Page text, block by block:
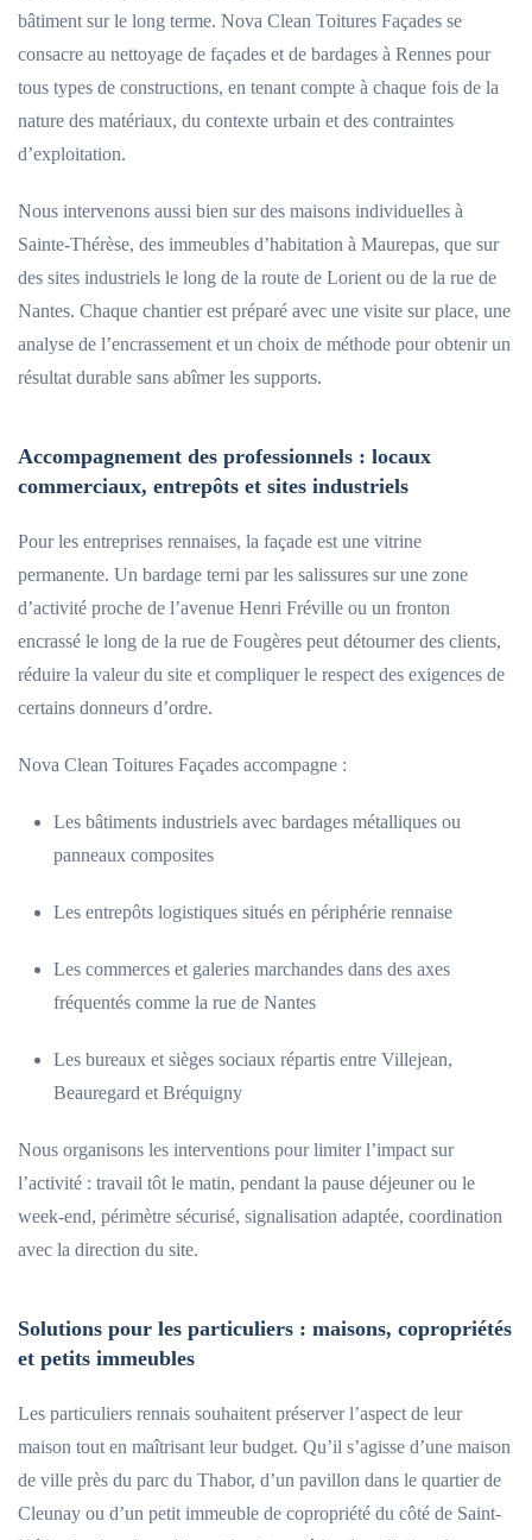
bâtiment sur le long terme. Nova Clean Toitures Façades se
consacre au nettoyage de façades et de bardages à Rennes pour
tous types de constructions, en tenant compte à chaque fois de la
nature des matériaux, du contexte urbain et des contraintes
d’exploitation.
Nous intervenons aussi bien sur des maisons individuelles à
Sainte-Thérèse, des immeubles d’habitation à Maurepas, que sur
des sites industriels le long de la route de Lorient ou de la rue de
Nantes. Chaque chantier est préparé avec une visite sur place, une
analyse de l’encrassement et un choix de méthode pour obtenir un
résultat durable sans abîmer les supports.
Accompagnement des professionnels : locaux
commerciaux, entrepôts et sites industriels
Pour les entreprises rennaises, la façade est une vitrine
permanente. Un bardage terni par les salissures sur une zone
d’activité proche de l’avenue Henri Fréville ou un fronton
encrassé le long de la rue de Fougères peut détourner des clients,
réduire la valeur du site et compliquer le respect des exigences de
certains donneurs d’ordre.
Nova Clean Toitures Façades accompagne :
Les bâtiments industriels avec bardages métalliques ou
panneaux composites
Les entrepôts logistiques situés en périphérie rennaise
Les commerces et galeries marchandes dans des axes
fréquentés comme la rue de Nantes
Les bureaux et sièges sociaux répartis entre Villejean,
Beauregard et Bréquigny
Nous organisons les interventions pour limiter l’impact sur
l’activité : travail tôt le matin, pendant la pause déjeuner ou le
week-end, périmètre sécurisé, signalisation adaptée, coordination
avec la direction du site.
Solutions pour les particuliers : maisons, copropriétés
et petits immeubles
Les particuliers rennais souhaitent préserver l’aspect de leur
maison tout en maîtrisant leur budget. Qu’il s’agisse d’une maison
de ville près du parc du Thabor, d’un pavillon dans le quartier de
Cleunay ou d’un petit immeuble de copropriété du côté de Saint-